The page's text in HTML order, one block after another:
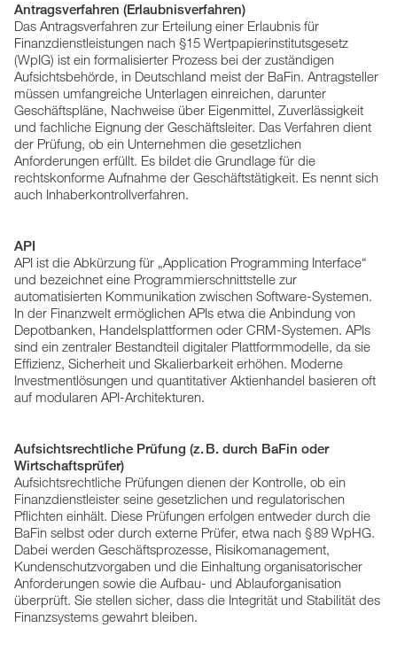
Antragsverfahren (Erlaubnisverfahren)
Das Antragsverfahren zur Erteilung einer Erlaubnis für
Finanzdienstleistungen nach §15 Wertpapierinstitutsgesetz
(WpIG) ist ein formalisierter Prozess bei der zuständigen
Aufsichtsbehörde, in Deutschland meist der BaFin. Antragsteller
müssen umfangreiche Unterlagen einreichen, darunter
Geschäftspläne, Nachweise über Eigenmittel, Zuverlässigkeit
und fachliche Eignung der Geschäftsleiter. Das Verfahren dient
der Prüfung, ob ein Unternehmen die gesetzlichen
Anforderungen erfüllt. Es bildet die Grundlage für die
rechtskonforme Aufnahme der Geschäftstätigkeit. Es nennt sich
auch Inhaberkontrollverfahren.
API
API ist die Abkürzung für „Application Programming Interface“
und bezeichnet eine Programmierschnittstelle zur
automatisierten Kommunikation zwischen Software-Systemen.
In der Finanzwelt ermöglichen APIs etwa die Anbindung von
Depotbanken, Handelsplattformen oder CRM-Systemen. APIs
sind ein zentraler Bestandteil digitaler Plattformmodelle, da sie
Effizienz, Sicherheit und Skalierbarkeit erhöhen. Moderne
Investmentlösungen und quantitativer Aktienhandel basieren oft
auf modularen API-Architekturen.
Aufsichtsrechtliche Prüfung (z. B. durch BaFin oder
Wirtschaftsprüfer)
Aufsichtsrechtliche Prüfungen dienen der Kontrolle, ob ein
Finanzdienstleister seine gesetzlichen und regulatorischen
Pflichten einhält. Diese Prüfungen erfolgen entweder durch die
BaFin selbst oder durch externe Prüfer, etwa nach § 89 WpHG.
Dabei werden Geschäftsprozesse, Risikomanagement,
Kundenschutzvorgaben und die Einhaltung organisatorischer
Anforderungen sowie die Aufbau- und Ablauforganisation
überprüft. Sie stellen sicher, dass die Integrität und Stabilität des
Finanzsystems gewahrt bleiben.